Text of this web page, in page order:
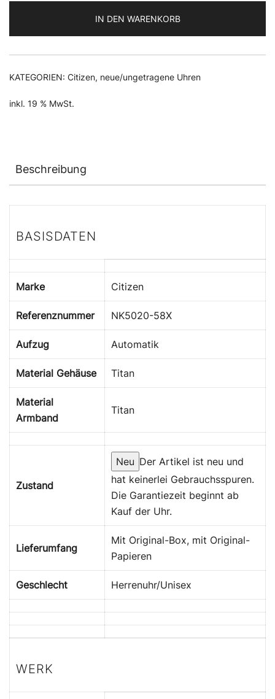
IN DEN WARENKORB
KATEGORIEN: Citizen, neue/ungetragene Uhren
inkl. 19 % MwSt.
Beschreibung
BASISDATEN
Marke Citizen
Referenznummer NK5020-58X
Aufzug Automatik
Material Gehäuse Titan
Material
Armband
Titan
Zustand
Neu Der Artikel ist neu und
hat keinerlei Gebrauchsspuren.
Die Garantiezeit beginnt ab
Kauf der Uhr.
Lieferumfang
Mit Original-Box, mit Original-
Papieren
Geschlecht Herrenuhr/Unisex
WERK